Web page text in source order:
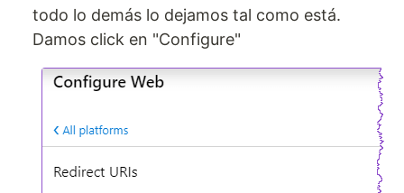
todo lo demás lo dejamos tal como está.
Damos click en "Configure"